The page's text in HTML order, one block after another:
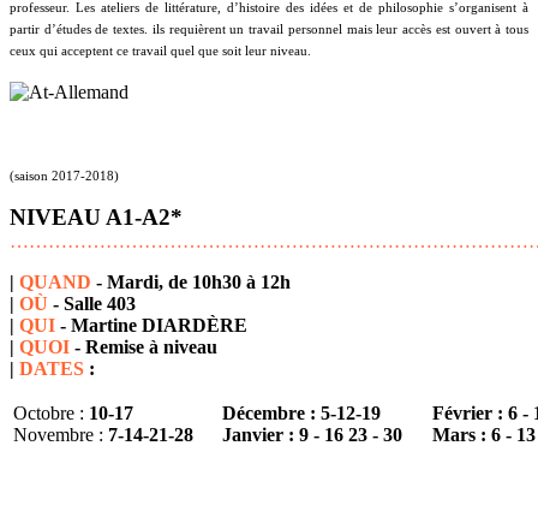
professeur. Les ateliers de littérature, d’histoire des idées et de philosophie s’organisent à
partir d’études de textes. ils requièrent un travail personnel mais leur accès est ouvert à tous
ceux qui acceptent ce travail quel que soit leur niveau.
(saison 2017-2018)
NIVEAU A1-A2*
| QUAND - Mardi, de 10h30 à 12h
| OÙ - Salle 403
| QUI - Martine DIARDÈRE
| QUOI - Remise à niveau
| DATES :
Octobre : 10-17
Novembre : 7-14-21-28
Décembre : 5-12-19
Janvier : 9 - 16 23 - 30
Février : 6 -
Mars : 6 - 13